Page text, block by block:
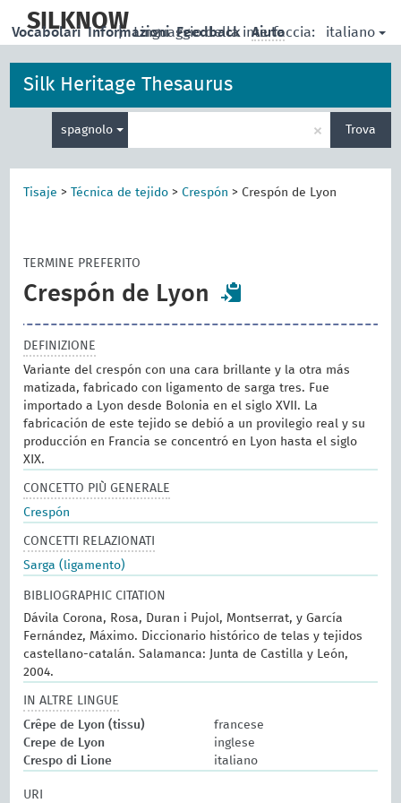
main
SILKNOW
| Linguaggio della interfaccia: italiano
Vocabolari Informazioni Feedback Aiuto
Silk Heritage Thesaurus
spagnolo
per
la
× Trova
Tisaje > Técnica de tejido >Crespón > Crespón de Lyon
TERMINE PREFERITO
Crespón de Lyon
DEFINIZIONE
Variante del crespón con una cara brillante y la otra más
matizada, fabricado con ligamento de sarga tres. Fue
importado a Lyon desde Bolonia en el siglo XVII. La
fabricación de este tejido se debió a un provilegio real y su
producción en Francia se concentró en Lyon hasta el siglo
XIX.
CONCETTO PIÙ GENERALE
Crespón
CONCETTI RELAZIONATI
Sarga (ligamento)
BIBLIOGRAPHIC CITATION
Dávila Corona, Rosa, Duran i Pujol, Montserrat, y García
Fernández, Máximo. Diccionario histórico de telas y tejidos
castellano-catalán. Salamanca: Junta de Castilla y León,
2004.
IN ALTRE LINGUE
Crêpe de Lyon (tissu)
francese
Crepe de Lyon
inglese
Crespo di Lione
italiano
URI